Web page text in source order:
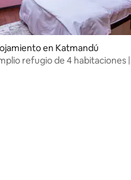
en Katmandú
refugio de 4 habitaciones |